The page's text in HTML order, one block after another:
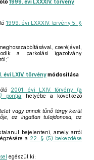
1999. évi LXXXIV. törvény
1999. évi LXXXIV. törvény 5. §
cseréjével,
a parkolási igazolvány
évi LXIV. törvénymódosítása
2001. évi LXIV. törvény (a
pontja
helyébe a következő
vagy annak tűnő tárgy kerül
az ingatlan tulajdonosa, az
bejelenteni, amely arról
a 22. § (5) bekezdése
egészül ki: